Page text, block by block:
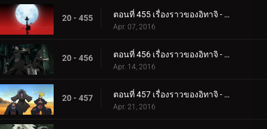
20 - 455 ตอนที่ 455 เรื่องราวของอิทาจิ - แสงสว่างและความมืด: คืนเดือนหงาย
Apr. 07, 2016
20 - 456 ตอนที่ 456 เรื่องราวของอิทาจิ - แสงสว่างและความมืด: ความมืดของแสงอุษา
Apr. 14, 2016
20 - 457 ตอนที่ 457 เรื่องราวของอิทาจิ - แสงสว่างและความมืด: คู่หู
Apr. 21, 2016